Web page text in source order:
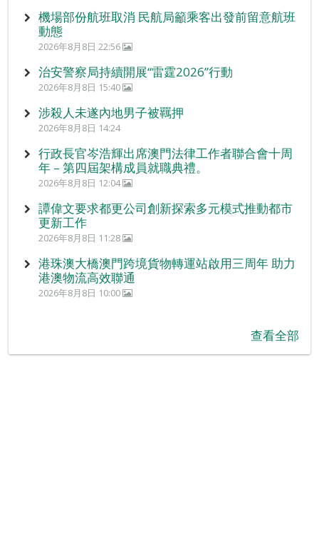
機場部份航班取消 民航局籲乘客出發前留意航班
動態
2026年8月8日 22:56
治安警察局持續開展“雷霆2026”行動
2026年8月8日 15:40
涉殺人未遂內地男子被羈押
2026年8月8日 14:24
行政長官岑浩輝出席澳門法律工作者聯合會十周
年 – 第四屆架構成員就職典禮。
2026年8月8日 12:04
譚偉文要求都更公司創新探索多元模式推動都市
更新工作
2026年8月8日 11:28
港珠澳大橋澳門跨境貨物轉運站啟用三周年 助力
港澳物流高效聯通
2026年8月8日 10:00
查看全部